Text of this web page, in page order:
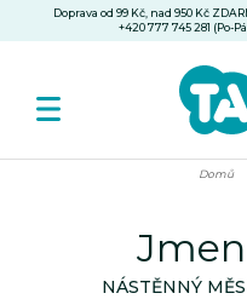
Doprava od 99 Kč, nad 950 Kč
+420 777 745 281 (Po-
Domů
NÁSTĚNNÝ